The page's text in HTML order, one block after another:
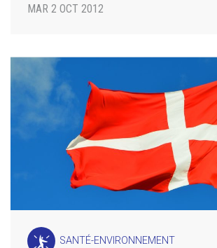
MAR 2 OCT 2012
SANTÉ-ENVIRONNEMENT